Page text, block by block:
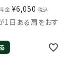
金 ¥6,050 税込
1日ある肩をおす